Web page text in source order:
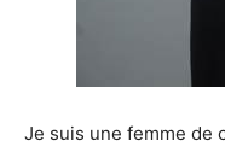
Je suis une femme de